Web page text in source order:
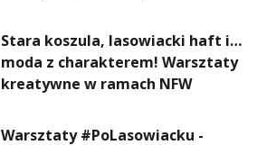
Stara koszula, lasowiacki haft i…
moda z charakterem! Warsztaty
kreatywne w ramach NFW
Warsztaty #PoLasowiacku -